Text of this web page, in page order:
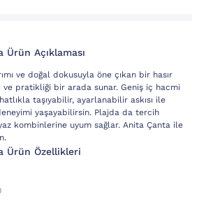
Açıklaması
ve doğal dokusuyla öne çıkan bir hasır
ve pratikliği bir arada sunar. Geniş iç hacmi
taşıyabilir, ayarlanabilir askısı ile
yaşayabilirsin. Plajda da tercih
kombinlerine uyum sağlar. Anita Çanta ile
Ürün Özellikleri